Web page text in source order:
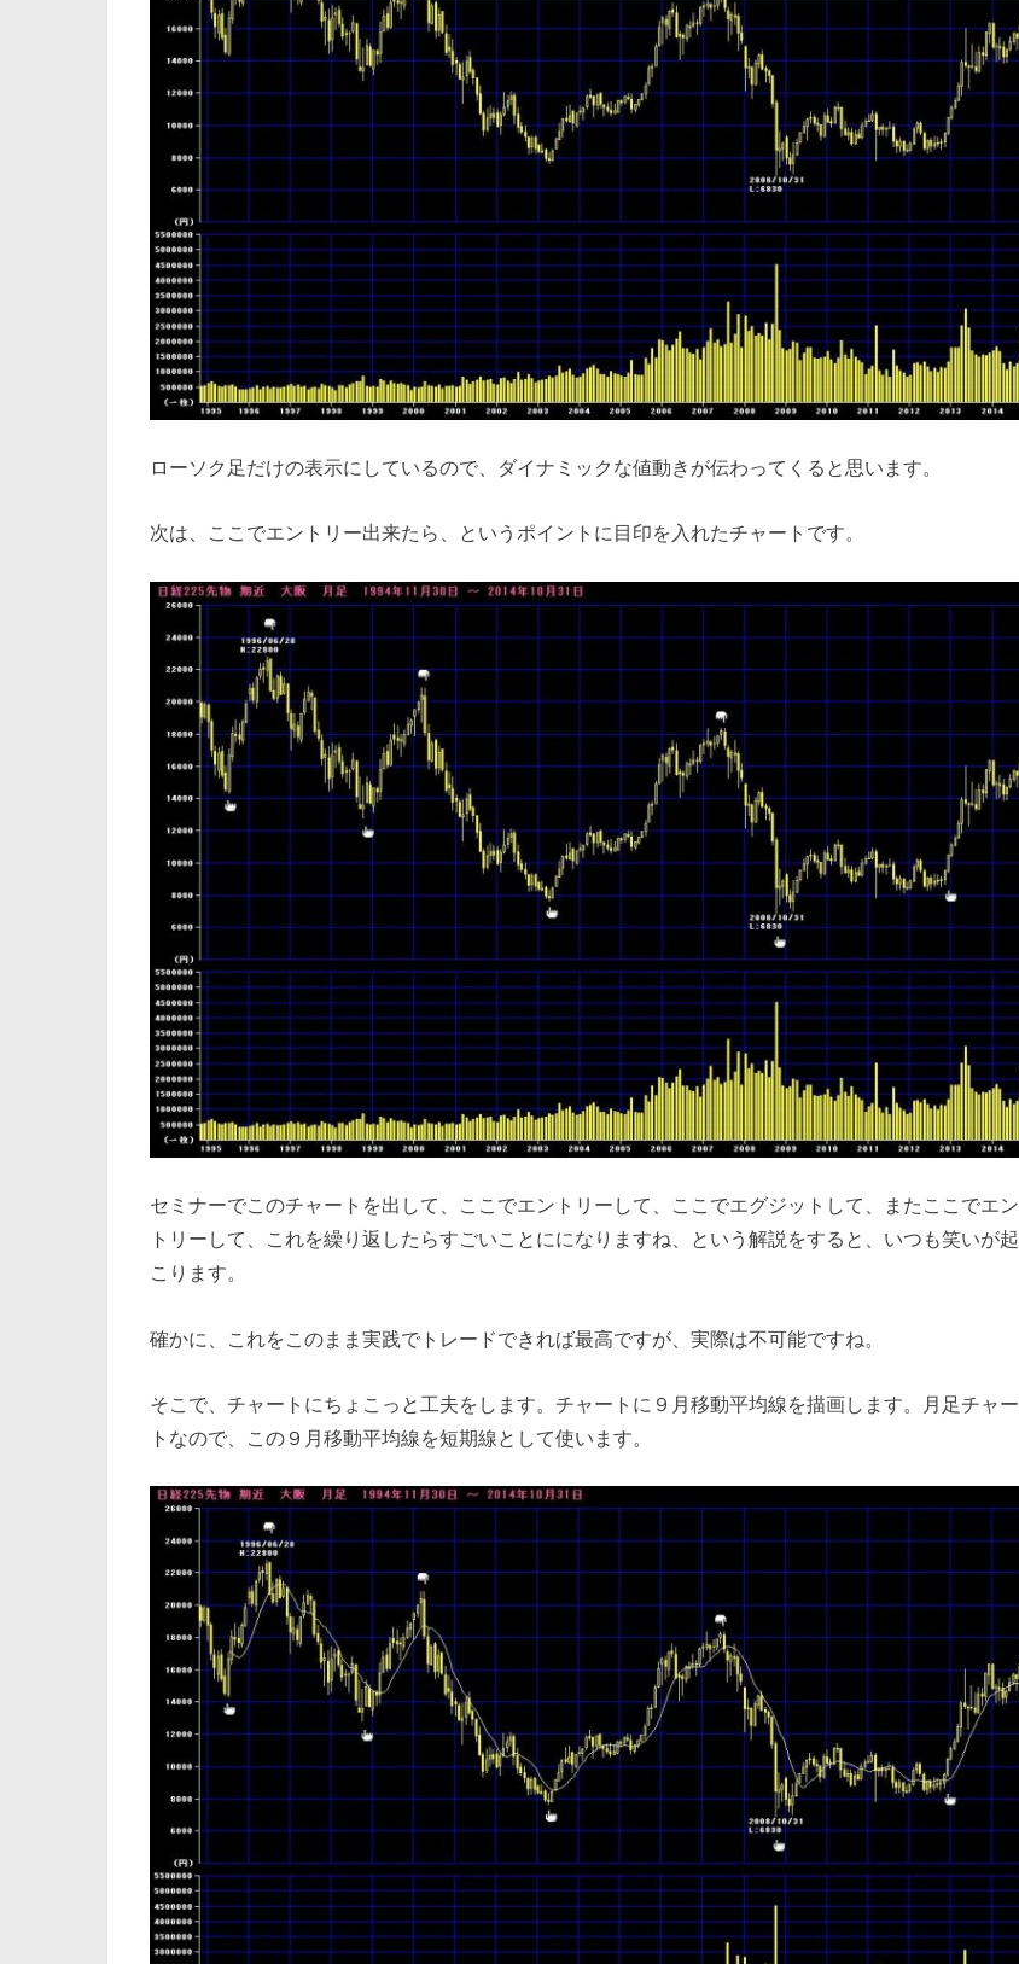
ローソク足だけの表示にしているので、ダイナミックな値動きが伝わってくると思います。
次は、ここでエントリー出来たら、というポイントに目印を入れたチャートです。
セミナーでこのチャートを出して、ここでエントリーして、ここでエグジットして、またここでエン
トリーして、これを繰り返したらすごいことにになりますね、という解説をすると、いつも笑いが起
こります。
確かに、これをこのまま実践でトレードできれば最高ですが、実際は不可能ですね。
そこで、チャートにちょこっと工夫をします。チャートに９月移動平均線を描画します。月足チャー
トなので、この９月移動平均線を短期線として使います。